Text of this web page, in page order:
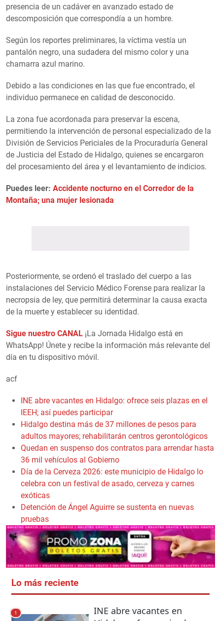
presencia de un cadáver en avanzado estado de
descomposición que correspondía a un hombre.
Según los reportes preliminares, la víctima vestía un
pantalón negro, una sudadera del mismo color y una
chamarra azul marino.
Debido a las condiciones en las que fue encontrado, el
individuo permanece en calidad de desconocido.
La zona fue acordonada para preservar la escena,
permitiendo la intervención de personal especializado de la
División de Servicios Periciales de la Procuraduría General
de Justicia del Estado de Hidalgo, quienes se encargaron
del procesamiento del área y el levantamiento de indicios.
Puedes leer: Accidente nocturno en el Corredor de la
Montaña; una mujer lesionada
Posteriormente, se ordenó el traslado del cuerpo a las
instalaciones del Servicio Médico Forense para realizar la
necropsia de ley, que permitirá determinar la causa exacta
de la muerte y establecer su identidad.
Sigue nuestro CANAL ¡La Jornada Hidalgo está en
WhatsApp! Únete y recibe la información más relevante del
día en tu dispositivo móvil.
acf
INE abre vacantes en Hidalgo: ofrece seis plazas en el
IEEH; así puedes participar
Hidalgo destina más de 37 millones de pesos para
adultos mayores; rehabilitarán centros gerontológicos
Quedan en suspenso dos contratos para arrendar hasta
36 mil vehículos al Gobierno
Día de la Cerveza 2026: este municipio de Hidalgo lo
celebra con un festival de asado, cerveza y carnes
exóticas
Detención de Ángel Aguirre se sustenta en nuevas
pruebas
Lo más reciente
1
INE abre vacantes en